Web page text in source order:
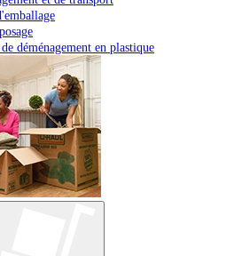
déménagement en plastique